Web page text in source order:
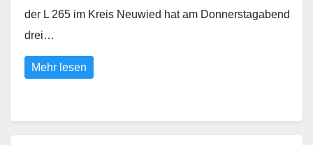
der L 265 im Kreis Neuwied hat am Donnerstagabend
drei…
Mehr lesen